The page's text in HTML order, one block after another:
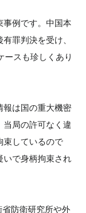
事例です。中国本
罪判決を受け、
ースも珍しくあり
報は国の重大機密
当局の許可なく違
束しているので
いで身柄拘束され
防衛研究所や外